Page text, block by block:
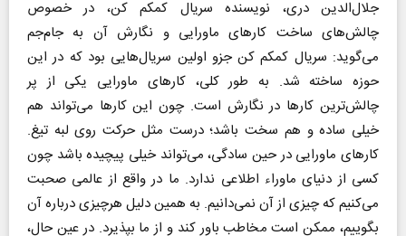
جلال‌الدین دری، نویسنده سریال کمکم کن، در خصوص
چالش‌های ساخت کارهای ماورایی و نگارش آن به جام‌جم
می‌گوید: سریال کمکم کن جزو اولین سریال‌هایی بود که در این
حوزه ساخته شد. به طور کلی، کارهای ماورایی یکی از پر
چالش‌ترین کارها در نگارش است. چون این کارها می‌تواند هم
خیلی ساده و هم سخت باشد؛ درست مثل حرکت روی لبه تیغ.
کارهای ماورایی در حین سادگی، می‌تواند خیلی پیچیده باشد چون
کسی از دنیای ماوراء اطلاعی ندارد. ما در واقع از عالمی صحبت
می‌کنیم که چیزی از آن نمی‌دانیم. به همین دلیل هرچیزی درباره آن
بگوییم، ممکن است مخاطب باور کند و از ما بپذیرد. در عین حال،